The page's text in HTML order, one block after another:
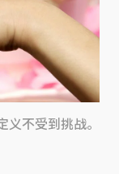
不受到挑战。